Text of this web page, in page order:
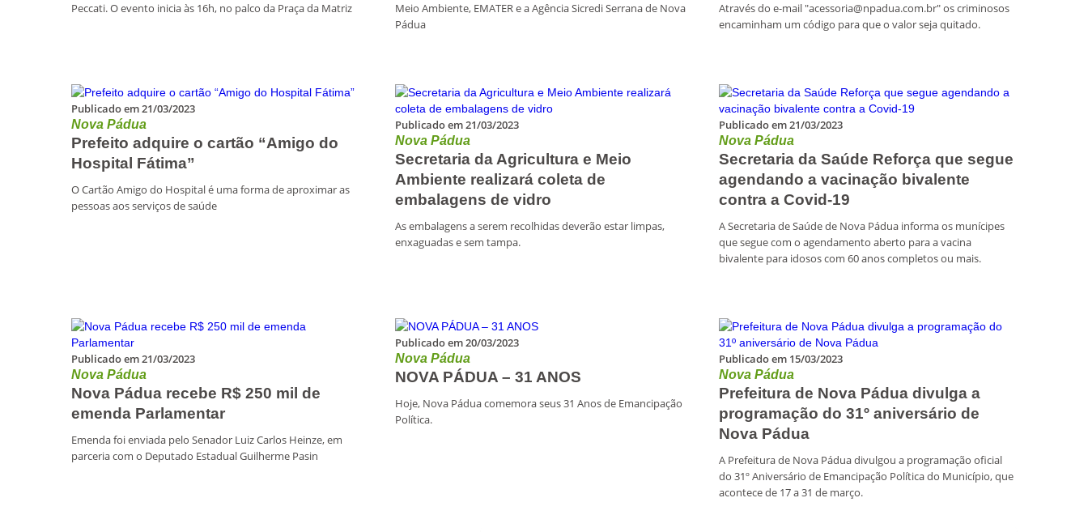
Peccati. O evento inicia às 16h, no palco da Praça da Matriz
Meio Ambiente, EMATER e a Agência Sicredi Serrana de Nova
Pádua
Através do e-mail "acessoria@npadua.com.br" os criminosos
encaminham um código para que o valor seja quitado.
Publicado em 21/03/2023
Nova Pádua
Prefeito adquire o cartão “Amigo do
Hospital Fátima”
O Cartão Amigo do Hospital é uma forma de aproximar as
pessoas aos serviços de saúde
Publicado em 21/03/2023
Nova Pádua
Secretaria da Agricultura e Meio
Ambiente realizará coleta de
embalagens de vidro
As embalagens a serem recolhidas deverão estar limpas,
enxaguadas e sem tampa.
Publicado em 21/03/2023
Nova Pádua
Secretaria da Saúde Reforça que segue
agendando a vacinação bivalente
contra a Covid-19
A Secretaria de Saúde de Nova Pádua informa os munícipes
que segue com o agendamento aberto para a vacina
bivalente para idosos com 60 anos completos ou mais.
Publicado em 21/03/2023
Nova Pádua
Nova Pádua recebe R$ 250 mil de
emenda Parlamentar
Emenda foi enviada pelo Senador Luiz Carlos Heinze, em
parceria com o Deputado Estadual Guilherme Pasin
Publicado em 20/03/2023
Nova Pádua
NOVA PÁDUA – 31 ANOS
Hoje, Nova Pádua comemora seus 31 Anos de Emancipação
Política.
Publicado em 15/03/2023
Nova Pádua
Prefeitura de Nova Pádua divulga a
programação do 31º aniversário de
Nova Pádua
A Prefeitura de Nova Pádua divulgou a programação oficial
do 31º Aniversário de Emancipação Política do Município, que
acontece de 17 a 31 de março.